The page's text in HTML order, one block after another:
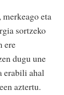
eta
sortzeko
ere
dugu une
erabili ahal
aztertu.